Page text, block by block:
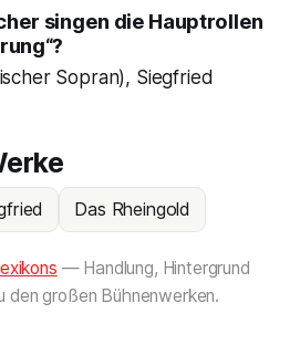
singen die Hauptrollen
Sopran), Siegfried
Das Rheingold
— Handlung, Hintergrund
den großen Bühnenwerken.